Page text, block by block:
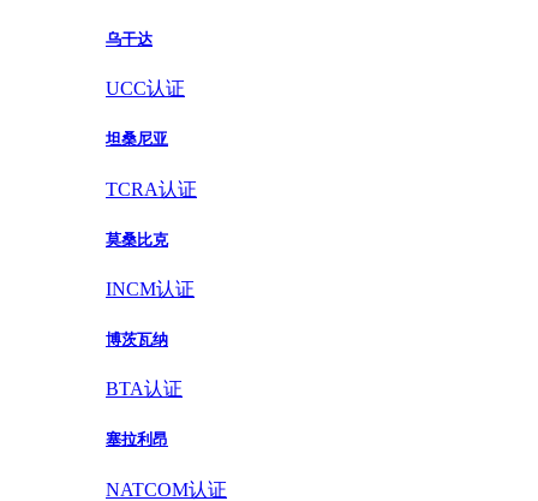
乌干达
UCC认证
坦桑尼亚
TCRA认证
莫桑比克
INCM认证
博茨瓦纳
BTA认证
塞拉利昂
NATCOM认证